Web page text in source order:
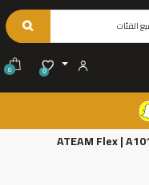
0
0
ATEAM Flex |